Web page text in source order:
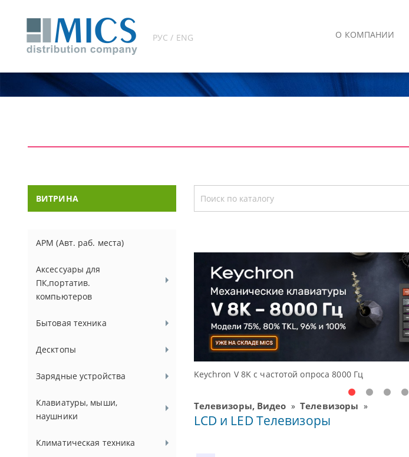
РУС / ENG О КОМПАНИИ
ВИТРИНА
АРМ (Авт. раб. места)
Аксессуары для
ПК,портатив.
компьютеров
Бытовая техника
Десктопы
Зарядные устройства
Клавиатуры, мыши,
наушники
Климатическая техника
Доступные решения начального уровня,
Телевизоры, Видео »Телевизоры »
LCD и LED Телевизоры